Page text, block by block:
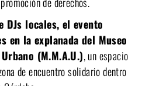
locales, el evento
en la explanada del Museo
(M.M.A.U.), un espacio
de encuentro solidario dentro